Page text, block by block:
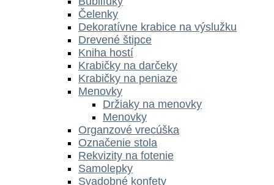
Čelenky
Dekoratívne krabice na výslužku
Drevené štipce
Kniha hostí
Krabičky na darčeky
Krabičky na peniaze
Menovky
Držiaky na menovky
Menovky
Organzové vrecúška
Označenie stola
Rekvizity na fotenie
Samolepky
Svadobné konfety